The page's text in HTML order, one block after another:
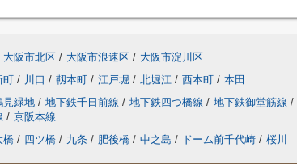
大阪市北区 / 大阪市浪速区 / 大阪市淀川区
町 / 川口 / 靱本町 / 江戸堀 / 北堀江 / 西本町 / 本田
見緑地 / 地下鉄千日前線 / 地下鉄四つ橋線 / 地下鉄御堂筋線 /
/ 京阪本線
橋 / 四ツ橋 / 九条 / 肥後橋 / 中之島 / ドーム前千代崎 / 桜川